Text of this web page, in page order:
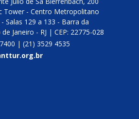
Tower - Centro Metropolitano
Salas 129 a 133 - Barra da
Janeiro - RJ | CEP: 22775-028
| (21) 3529 4535